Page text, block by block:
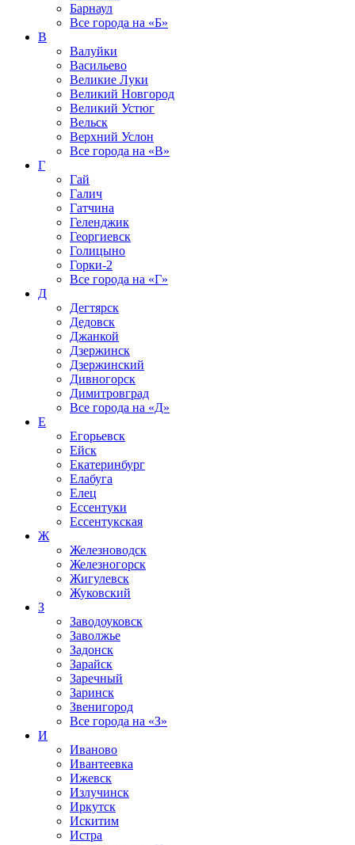
Барнаул
Все города на «Б»
В
Валуйки
Васильево
Великие Луки
Великий Новгород
Великий Устюг
Вельск
Верхний Услон
Все города на «В»
Г
Гай
Галич
Гатчина
Геленджик
Георгиевск
Голицыно
Горки-2
Все города на «Г»
Д
Дегтярск
Дедовск
Джанкой
Дзержинск
Дзержинский
Дивногорск
Димитровград
Все города на «Д»
Е
Егорьевск
Ейск
Екатеринбург
Елабуга
Елец
Ессентуки
Ессентукская
Ж
Железноводск
Железногорск
Жигулевск
Жуковский
З
Заводоуковск
Заволжье
Задонск
Зарайск
Заречный
Заринск
Звенигород
Все города на «З»
И
Иваново
Ивантеевка
Ижевск
Излучинск
Иркутск
Искитим
Истра